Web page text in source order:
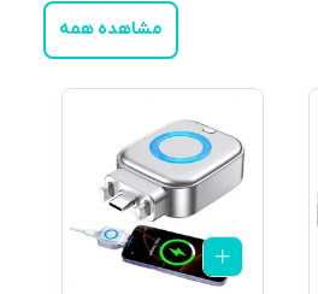
مشاهده همه